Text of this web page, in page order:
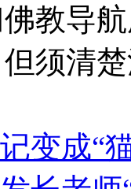
教导
须清
变成“